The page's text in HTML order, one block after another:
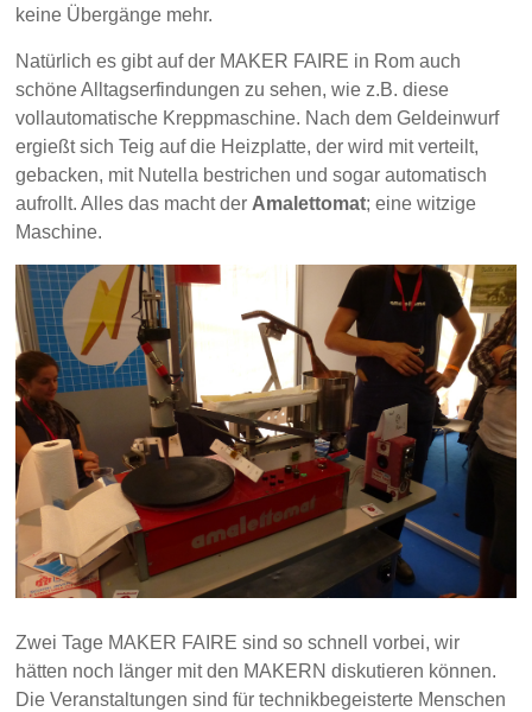
keine Übergänge mehr.
Natürlich es gibt auf der MAKER FAIRE in Rom auch
schöne Alltagserfindungen zu sehen, wie z.B. diese
vollautomatische Kreppmaschine. Nach dem Geldeinwurf
ergießt sich Teig auf die Heizplatte, der wird mit verteilt,
gebacken, mit Nutella bestrichen und sogar automatisch
aufrollt. Alles das macht derAmalettomat; eine witzige
Maschine.
Zwei Tage MAKER FAIRE sind so schnell vorbei, wir
hätten noch länger mit den MAKERN diskutieren können.
Die Veranstaltungen sind für technikbegeisterte Menschen